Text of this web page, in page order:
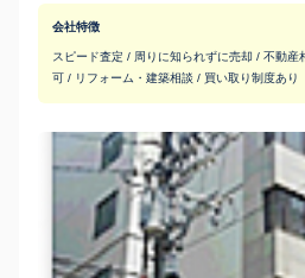
会社特徴
スピード査定 / 周りに知られずに売却 / 不動産
可 / リフォーム・建築相談 / 買い取り制度あり